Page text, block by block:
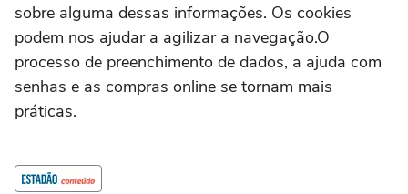
sobre alguma dessas informações. Os cookies
podem nos ajudar a agilizar a navegação.O
processo de preenchimento de dados, a ajuda com
senhas e as compras online se tornam mais
práticas.